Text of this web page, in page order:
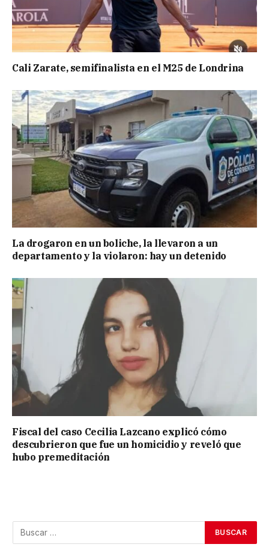
Cali Zarate, semifinalista en el M25 de Londrina
La drogaron en un boliche, la llevaron a un
departamento y la violaron: hay un detenido
Fiscal del caso Cecilia Lazcano explicó cómo
descubrieron que fue un homicidio y reveló que
hubo premeditación